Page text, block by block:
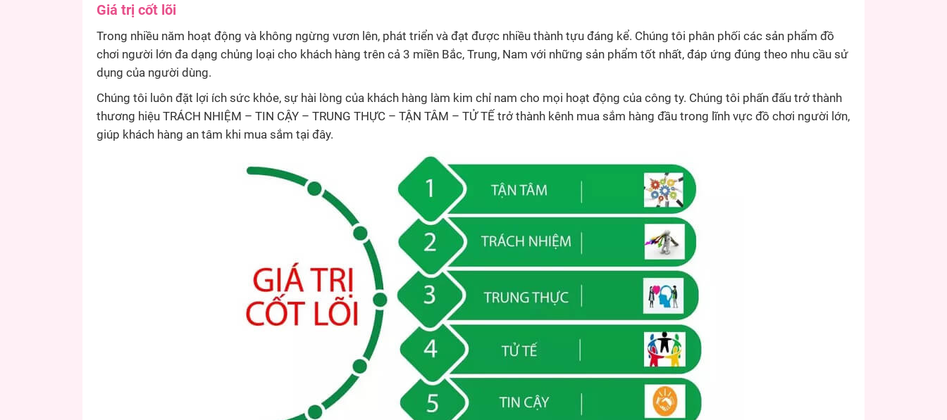
Giá trị cốt lõi
Trong nhiều năm hoạt động và không ngừng vươn lên, phát triển và đạt được nhiều thành tựu đáng kể. Chúng tôi phân phối các sản phẩm đồ
chơi người lớn đa dạng chủng loại cho khách hàng trên cả 3 miền Bắc, Trung, Nam với những sản phẩm tốt nhất, đáp ứng đúng theo nhu cầu sử
dụng của người dùng.
Chúng tôi luôn đặt lợi ích sức khỏe, sự hài lòng của khách hàng làm kim chỉ nam cho mọi hoạt động của công ty. Chúng tôi phấn đấu trở thành
thương hiệu TRÁCH NHIỆM – TIN CẬY – TRUNG THỰC – TẬN TÂM – TỬ TẾ trở thành kênh mua sắm hàng đầu trong lĩnh vực đồ chơi người lớn,
giúp khách hàng an tâm khi mua sắm tại đây.